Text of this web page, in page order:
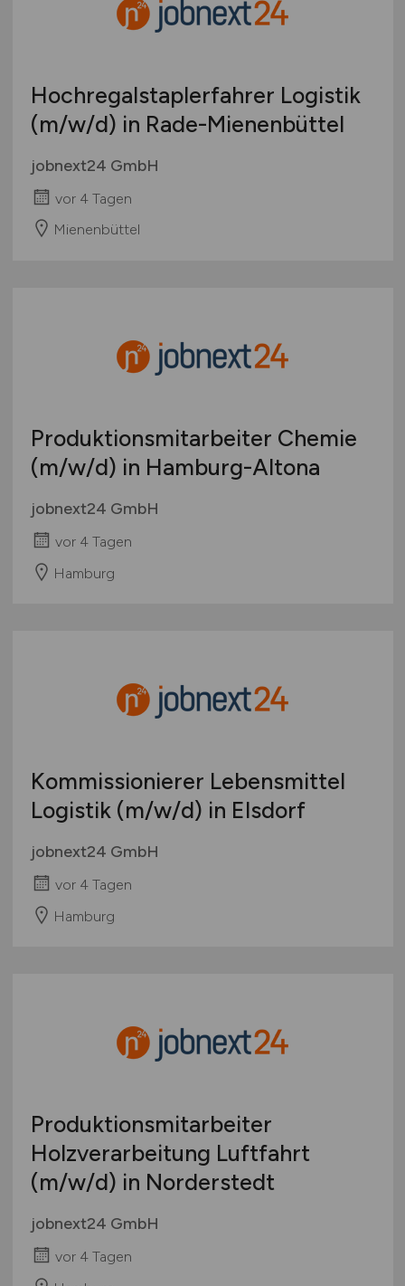
Hochregalstaplerfahrer Logistik
(m/w/d) in Rade-Mienenbüttel
jobnext24 GmbH
vor 4 Tagen
Mienenbüttel
Produktionsmitarbeiter Chemie
(m/w/d) in Hamburg-Altona
jobnext24 GmbH
vor 4 Tagen
Hamburg
Kommissionierer Lebensmittel
Logistik (m/w/d) in Elsdorf
jobnext24 GmbH
vor 4 Tagen
Hamburg
Produktionsmitarbeiter
Holzverarbeitung Luftfahrt
(m/w/d) in Norderstedt
jobnext24 GmbH
vor 4 Tagen